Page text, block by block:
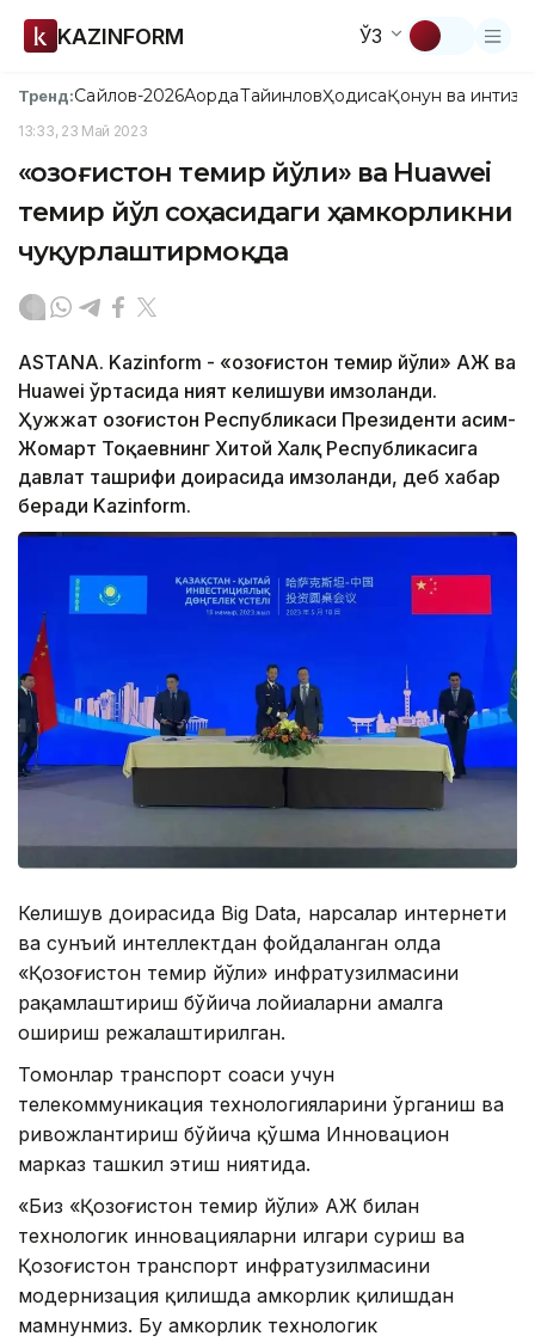
KAZINFORM ЎЗ
Тренд:Сайлов-2026АқордаТайинловҲодисаҚонун ва
13:33, 23 Май 2023
«Қозоғистон темир йўли» ва Huawei
темир йўл соҳасидаги ҳамкорликни
чуқурлаштирмоқда
ASTANA. Kazinform - «Қозоғистон темир йўли» АЖ ва
Huawei ўртасида ният келишуви имзоланди.
Ҳужжат Қозоғистон Республикаси Президенти Қасим-
Жомарт Тоқаевнинг Хитой Халқ Республикасига
давлат ташрифи доирасида имзоланди, деб хабар
беради Kazinform.
Келишув доирасида Big Data, нарсалар интернети
ва сунъий интеллектдан фойдаланган ҳолда
«Қозоғистон темир йўли» инфратузилмасини
рақамлаштириш бўйича лойиҳаларни амалга
ошириш режалаштирилган.
Томонлар транспорт соҳаси учун
телекоммуникация технологияларини ўрганиш ва
ривожлантириш бўйича қўшма Инновацион
марказ ташкил этиш ниятида.
«Биз «Қозоғистон темир йўли» АЖ билан
технологик инновацияларни илгари суриш ва
Қозоғистон транспорт инфратузилмасини
модернизация қилишда ҳамкорлик қилишдан
мамнунмиз. Бу ҳамкорлик технологик